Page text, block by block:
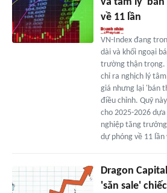
và tâm lý 'bán
về 11 lần
VN-Index đang
dài và khối ngoại
trường thận trọng.
chỉ ra nghịch lý
giá nhưng lại 'bán
điều chỉnh. Quỹ
cho 2025-2026
nghiệp tăng
dự phóng về 11 lần
Dragon
'săn sale'